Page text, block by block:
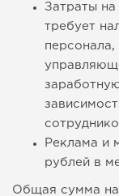
Затраты
требует
Реклама и
рублей в
Общая сумма